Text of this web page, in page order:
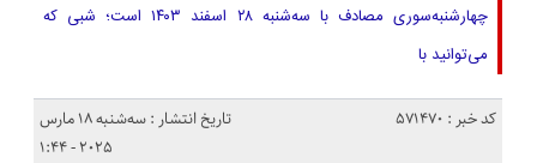
چهارشنبه‌سوری مصادف با سه‌شنبه ۲۸ اسفند ۱۴۰۳ است؛ شبی که
می‌توانید با
کد خبر : 571470
تاریخ انتشار : سه‌شنبه 18 مارس
2025 - 1:44